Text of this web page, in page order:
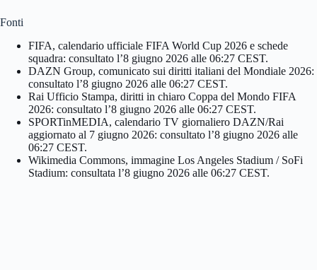
Fonti
FIFA, calendario ufficiale FIFA World Cup 2026 e schede
squadra: consultato l’8 giugno 2026 alle 06:27 CEST.
DAZN Group, comunicato sui diritti italiani del Mondiale 2026:
consultato l’8 giugno 2026 alle 06:27 CEST.
Rai Ufficio Stampa, diritti in chiaro Coppa del Mondo FIFA
2026: consultato l’8 giugno 2026 alle 06:27 CEST.
SPORTinMEDIA, calendario TV giornaliero DAZN/Rai
aggiornato al 7 giugno 2026: consultato l’8 giugno 2026 alle
06:27 CEST.
Wikimedia Commons, immagine Los Angeles Stadium / SoFi
Stadium: consultata l’8 giugno 2026 alle 06:27 CEST.